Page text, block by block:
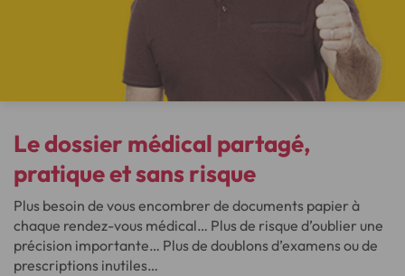
Ledossier médical partagé,
pratique etsans risque
Plus besoin de vous encombrer de documents papier à
chaque rendez-vous médical… Plus de risque d’oublier une
précision importante… Plus de doublons d’examens ou de
prescriptions inutiles…